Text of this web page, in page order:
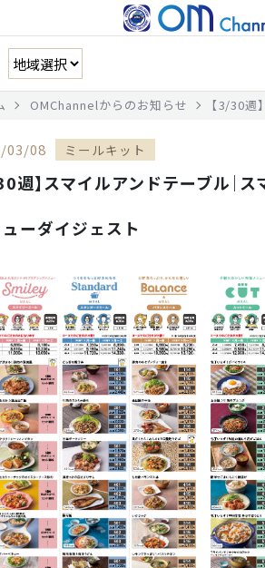
OMChannelからのお知らせ 【3/30週
03/08 ミールキット
週】スマイルアンドテーブル｜
ーダイジェスト